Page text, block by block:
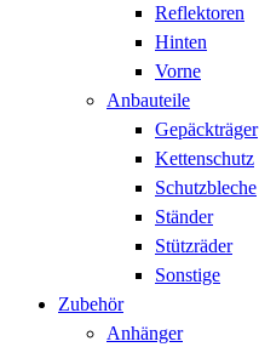
Reflektoren
Hinten
Vorne
Anbauteile
Gepäckträger
Kettenschutz
Schutzbleche
Ständer
Stützräder
Sonstige
Zubehör
Anhänger